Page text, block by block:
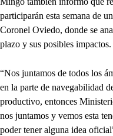
participarán esta semana de
Coronel Oviedo, donde se
plazo y sus posibles impactos.
“Nos juntamos de todos los
en la parte de navegabilidad
productivo, entonces
nos juntamos y vemos esta
poder tener alguna idea